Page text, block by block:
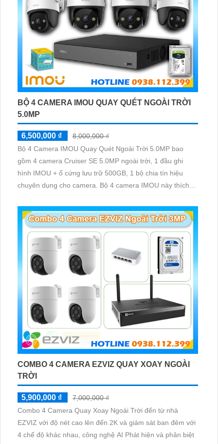
BỘ 4 CAMERA IMOU QUAY QUÉT NGOÀI TRỜI
5.0MP
6,500,000 ₫
8,000,000 ₫
Bộ 4 Camera IMOU Quay Quét Ngoài Trời 5.0MP bao
gồm 4 camera Cruiser SE 5.0MP ngoài trời, 1 đầu ghi
hình IMOU + ổ cứng lưu trữ 500GB, 1 bộ chia tín hiệu
chuyên dụng cho camera. Bộ 4 camera IMOU này thích
cần giám sát ngoài trời
COMBO 4 CAMERA EZVIZ QUAY XOAY NGOÀI
TRỜI
5,900,000 ₫
7,000,000 ₫
Combo 4 Camera Quay Xoay Ngoài Trời đến từ nhà
EZVIZ với độ nét cao lên đến 2K và giám sát ban đêm với
4 chế độ khác nhau, công nghệ AI Phát hiện và phân biệt